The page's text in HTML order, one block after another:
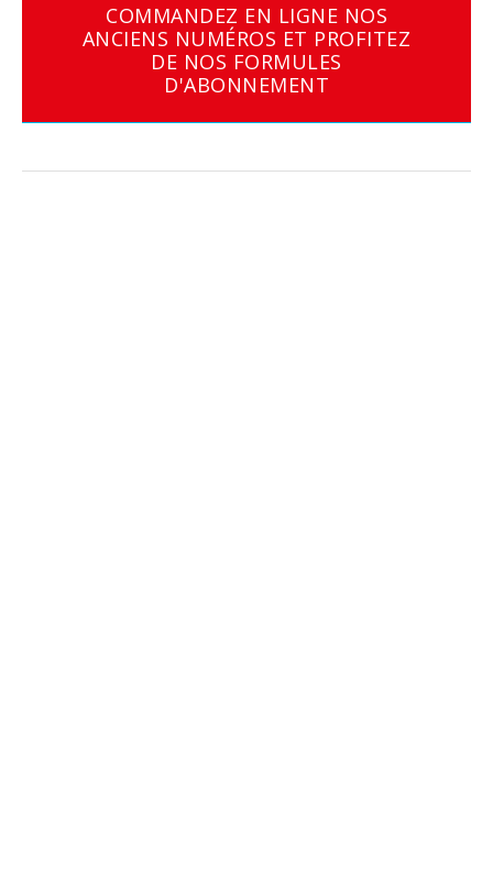
COMMANDEZ EN LIGNE NOS
ANCIENS NUMÉROS ET PROFITEZ
DE NOS FORMULES
D'ABONNEMENT